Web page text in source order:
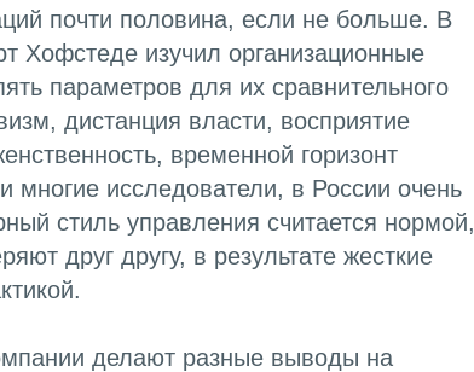
почти половина, если не больше. В
Хофстеде изучил организационные
параметров для их сравнительного
дистанция власти, восприятие
временной горизонт
исследователи, в России очень
стиль управления считается нормой,
друг другу, в результате жесткие
делают разные выводы на